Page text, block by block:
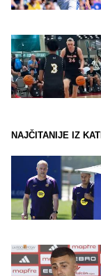
NAJČITANIJE IZ